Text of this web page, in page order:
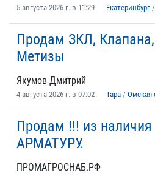
5 августа 2026 г. в 11:29 Екатеринбург /
Продам ЗКЛ,
Метизы
Якумов Дмитрий
4 августа 2026 г. в 07:02 Тара / Омская
Продам !!! из
АРМАТУРУ.
ПРОМАГРОСНАБ.РФ